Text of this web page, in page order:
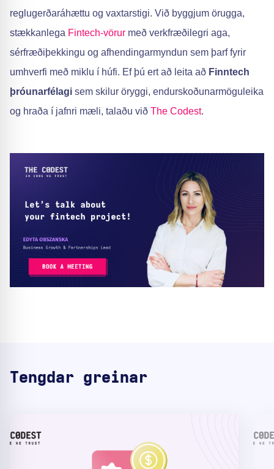
reglugerðaráhættu og vaxtarstigi. Við byggjum örugga,
stækkanlega Fintech-vörur með verkfræðilegri aga,
sérfræðiþekkingu og afhendingarmyndun sem þarf fyrir
umhverfi með miklu í húfi. Ef þú ert að leita að Finntech
þróunarfélagi sem skilur öryggi, endurskoðunarmöguleika
og hraða í jafnri mæli, talaðu við The Codest.
Tengdar greinar